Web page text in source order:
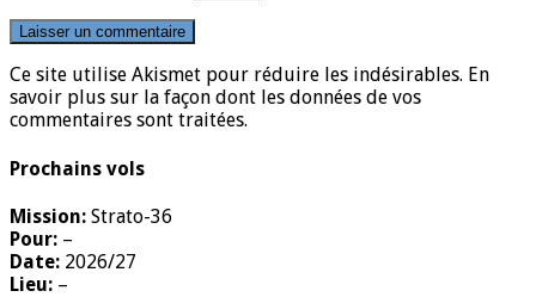
Ce site utilise Akismet pour réduire les indésirables. En
savoir plus sur la façon dont les données de vos
commentaires sont traitées.
Prochains vols
Mission: Strato-36
Pour: –
Date: 2026/27
Lieu: –